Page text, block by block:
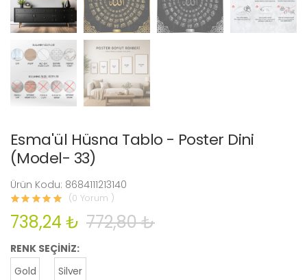
Esma'ül Hüsna Tablo - Poster Dini
(Model- 33)
Ürün Kodu: 8684111213140
(0 Yorum )
738,24 ₺ 772,80 ₺
RENK SEÇİNİZ:
Gold
Silver